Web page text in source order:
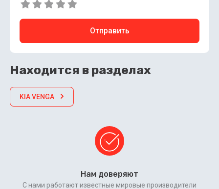
Отправить
Находится в разделах
KIA VENGA
Нам доверяют
С нами работают известные мировые производители